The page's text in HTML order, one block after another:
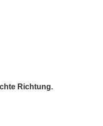
Richtung.